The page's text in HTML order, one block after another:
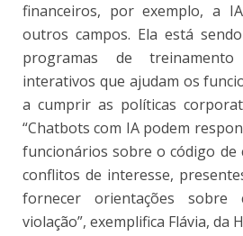
financeiros, por exemplo, a
outros campos. Ela está
programas de
interativos que ajudam os
a cumprir as políticas
“Chatbots com IA podem
funcionários sobre o código de
conflitos de interesse,
fornecer orientações sobre
violação”, exemplifica Flávia, da